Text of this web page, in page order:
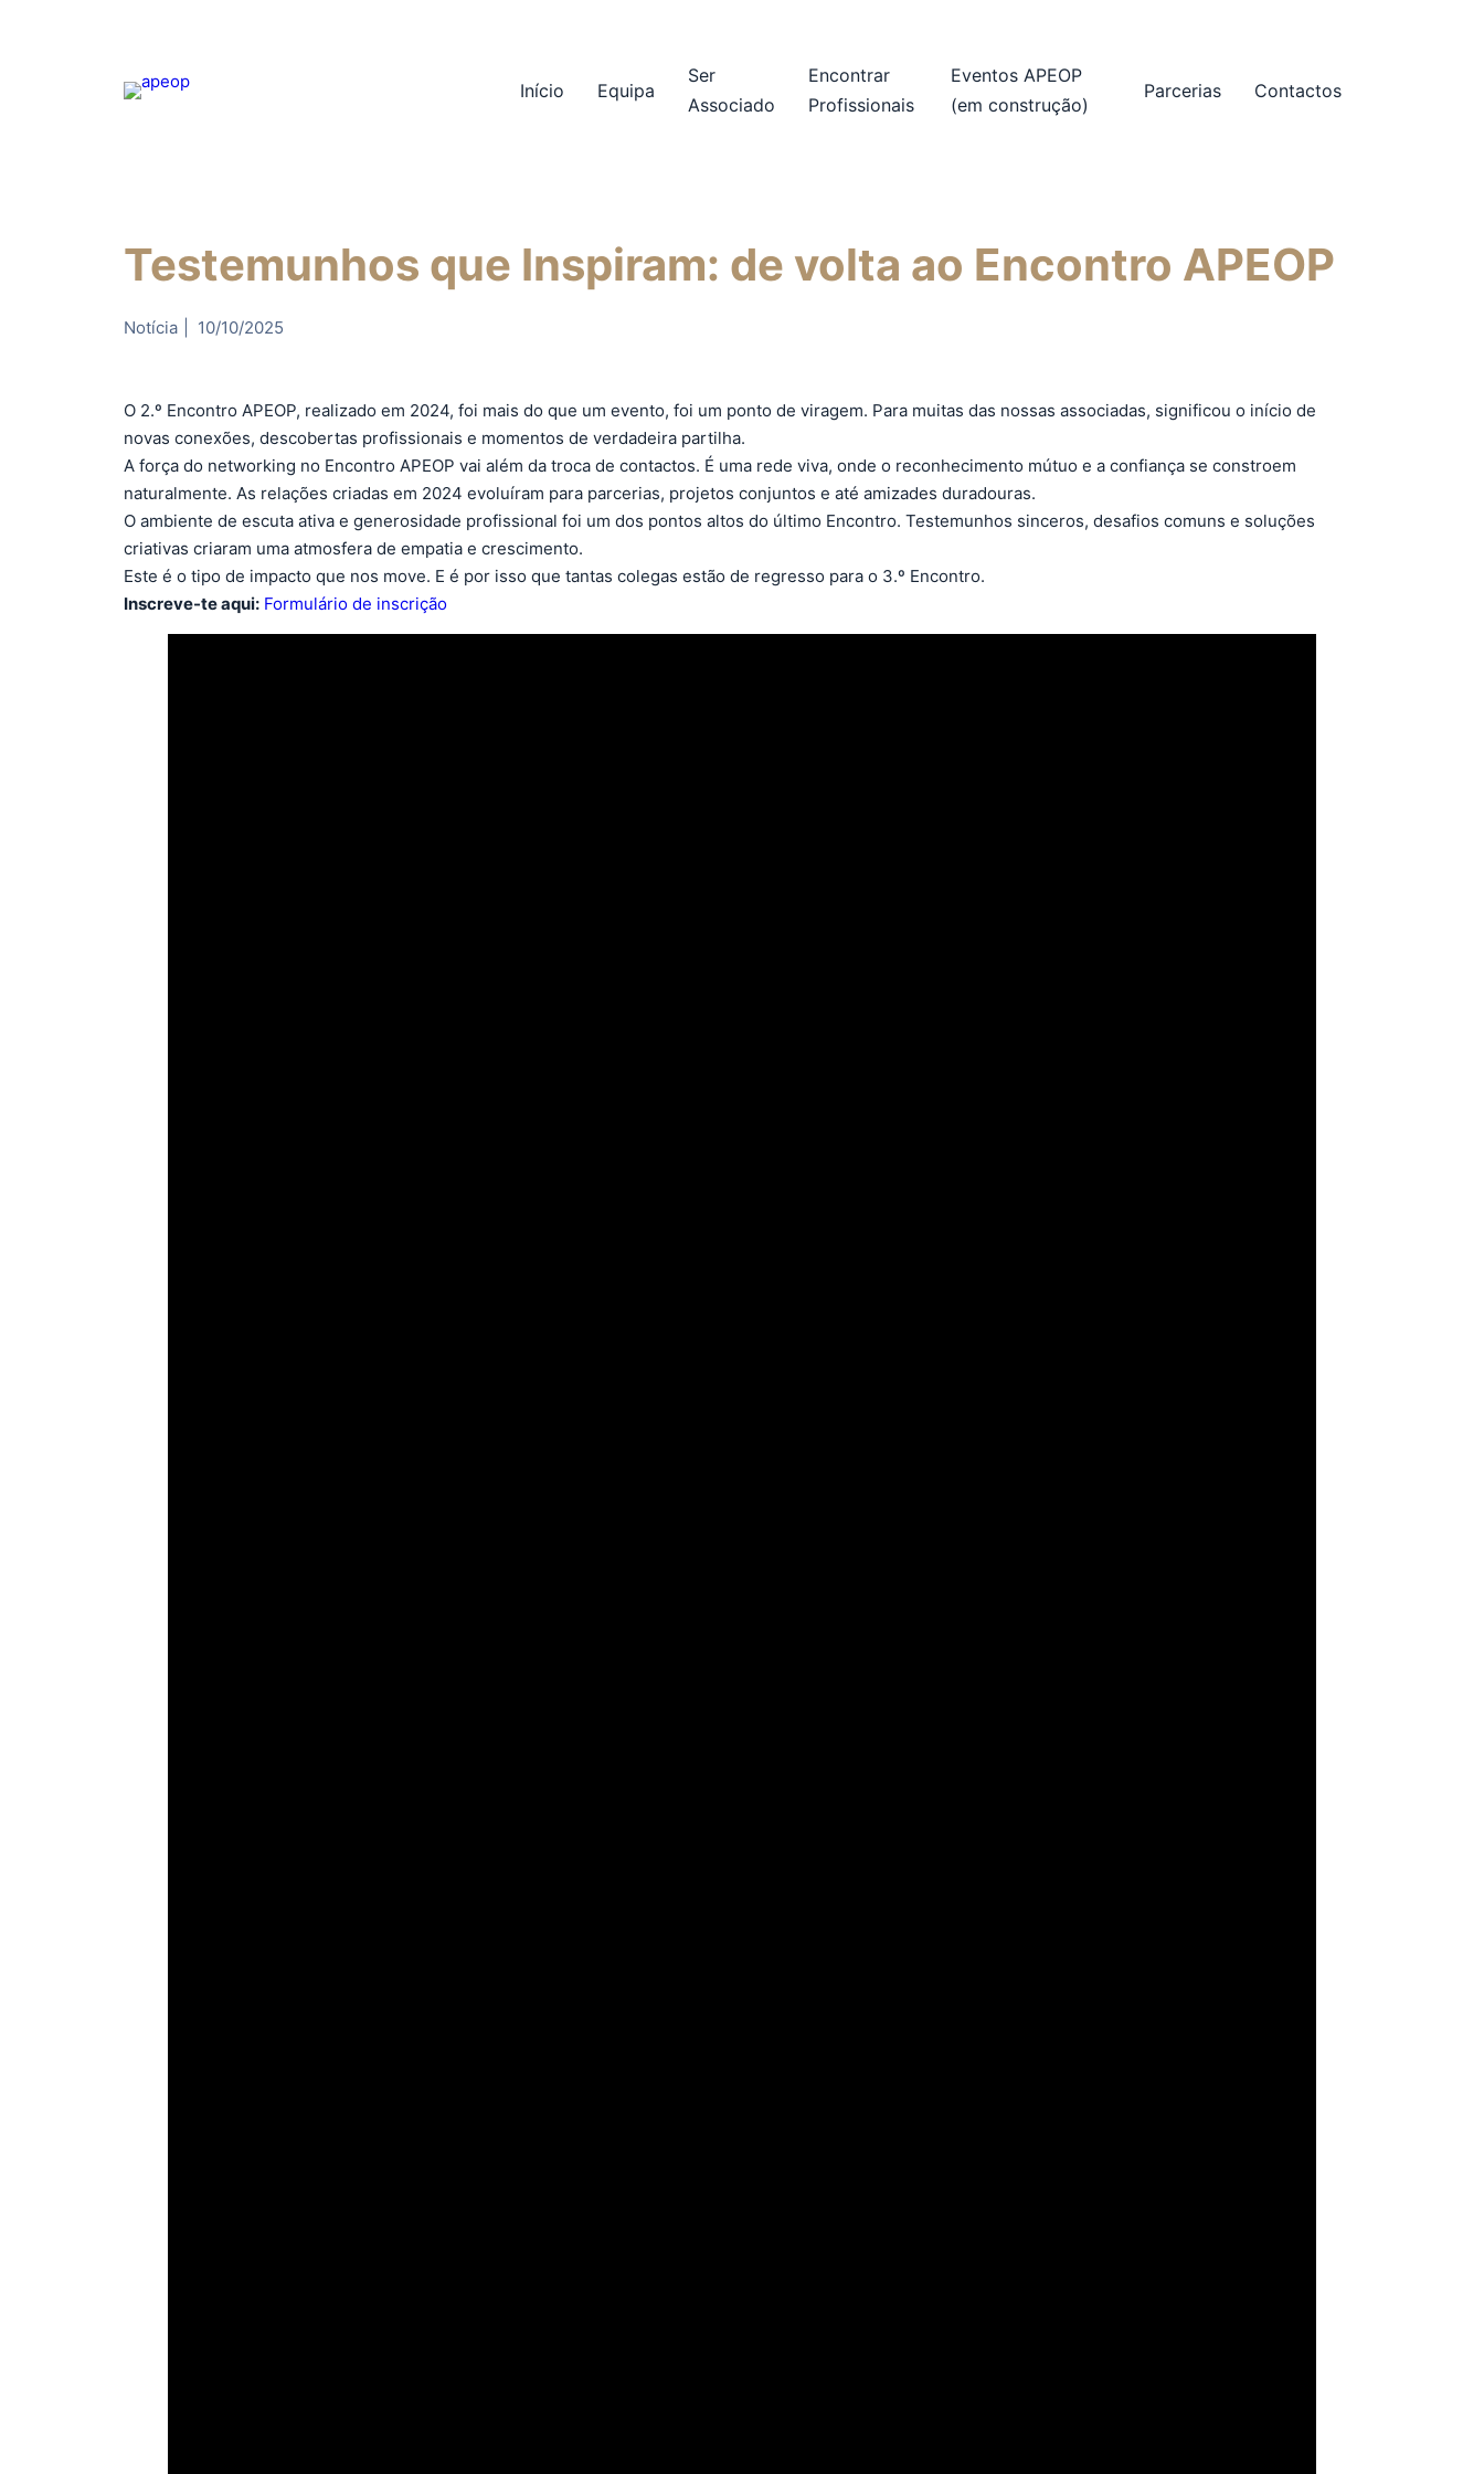
Início Equipa
Ser
Associado
Encontrar
Profissionais
Eventos APEOP
(em construção)
Parcerias Contactos
Testemunhos que Inspiram: de volta ao Encontro APEOP
Notícia 10/10/2025
O 2.º Encontro APEOP, realizado em 2024, foi mais do que um evento, foi um ponto de viragem. Para muitas das nossas associadas, significou o início de
novas conexões, descobertas profissionais e momentos de verdadeira partilha.
A força do networking no Encontro APEOP vai além da troca de contactos. É uma rede viva, onde o reconhecimento mútuo e a confiança se constroem
naturalmente. As relações criadas em 2024 evoluíram para parcerias, projetos conjuntos e até amizades duradouras.
O ambiente de escuta ativa e generosidade profissional foi um dos pontos altos do último Encontro. Testemunhos sinceros, desafios comuns e soluções
criativas criaram uma atmosfera de empatia e crescimento.
Este é o tipo de impacto que nos move. E é por isso que tantas colegas estão de regresso para o 3.º Encontro.
Inscreve-te aqui: Formulário de inscrição